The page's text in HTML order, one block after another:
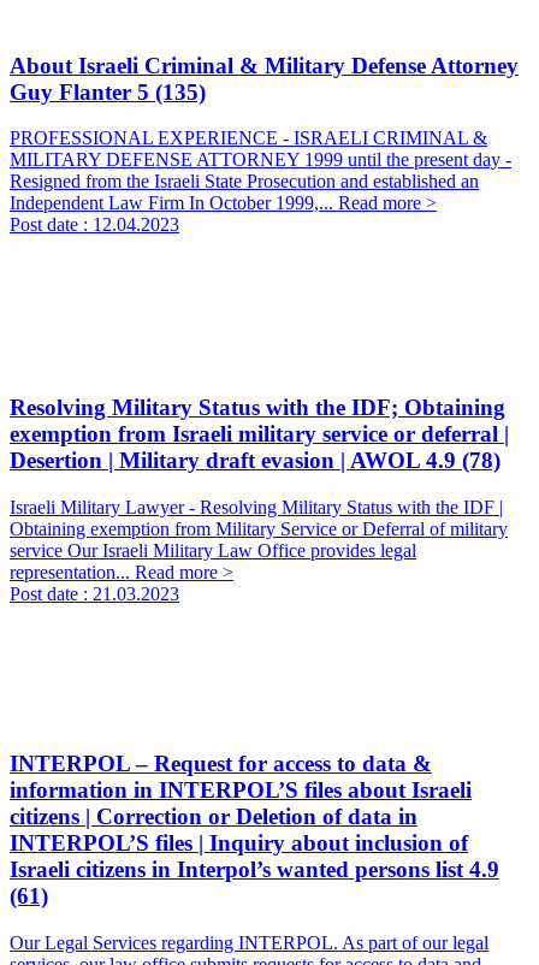
About Israeli Criminal & Military Defense Attorney
Guy Flanter 5 (135)
PROFESSIONAL EXPERIENCE - ISRAELI CRIMINAL &
MILITARY DEFENSE ATTORNEY 1999 until the present day -
Resigned from the Israeli State Prosecution and established an
Independent Law Firm In October 1999,... Read more >
Post date : 12.04.2023
Resolving Military Status with the IDF; Obtaining
exemption from Israeli military service or deferral |
Desertion | Military draft evasion | AWOL 4.9 (78)
Israeli Military Lawyer - Resolving Military Status with the IDF |
Obtaining exemption from Military Service or Deferral of military
service Our Israeli Military Law Office provides legal
representation... Read more >
Post date : 21.03.2023
INTERPOL – Request for access to data &
information in INTERPOL’S files about Israeli
citizens | Correction or Deletion of data in
INTERPOL’S files | Inquiry about inclusion of
Israeli citizens in Interpol’s wanted persons list 4.9
(61)
Our Legal Services regarding INTERPOL. As part of our legal